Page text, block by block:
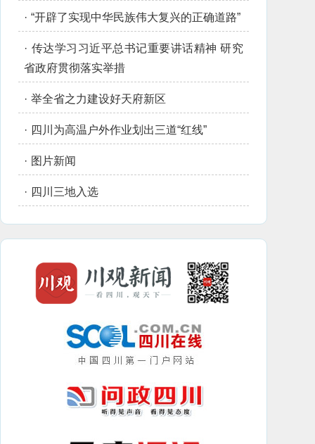
· “开辟了实现中华民族伟大复兴的正确道路”
· 传达学习习近平总书记重要讲话精神 研究
省政府贯彻落实举措
· 举全省之力建设好天府新区
· 四川为高温户外作业划出三道“红线”
· 图片新闻
· 四川三地入选